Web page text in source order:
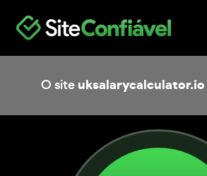
O site uksalarycalculator.io